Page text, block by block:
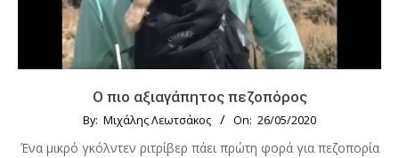
Ο πιο αξιαγάπητος πεζοπόρος
By: Μιχάλης Λεωτσάκος On: 26/05/2020
Ένα μικρό γκόλντεν ριτρίβερ πάει πρώτη φορά για πεζοπορία